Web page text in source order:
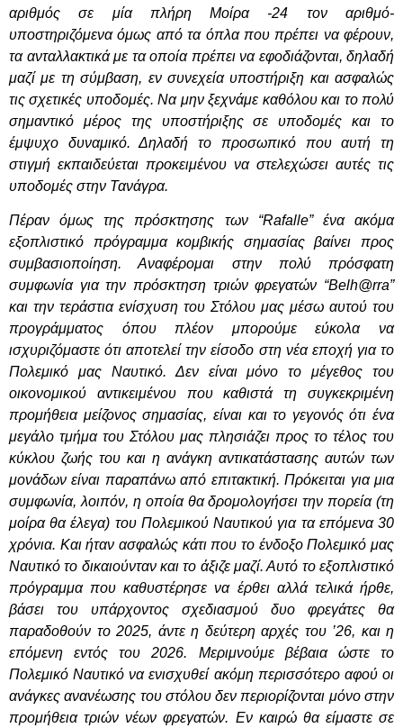
αριθμός σε μία πλήρη Μοίρα -24 τον αριθμό-
υποστηριζόμενα όμως από τα όπλα που πρέπει να φέρουν,
τα ανταλλακτικά με τα οποία πρέπει να εφοδιάζονται, δηλαδή
μαζί με τη σύμβαση, εν συνεχεία υποστήριξη και ασφαλώς
τις σχετικές υποδομές. Να μην ξεχνάμε καθόλου και το πολύ
σημαντικό μέρος της υποστήριξης σε υποδομές και το
έμψυχο δυναμικό. Δηλαδή το προσωπικό που αυτή τη
στιγμή εκπαιδεύεται προκειμένου να στελεχώσει αυτές τις
υποδομές στην Τανάγρα.
Πέραν όμως της πρόσκτησης των “Rafalle” ένα ακόμα
εξοπλιστικό πρόγραμμα κομβικής σημασίας βαίνει προς
συμβασιοποίηση. Αναφέρομαι στην πολύ πρόσφατη
συμφωνία για την πρόσκτηση τριών φρεγατών “Belh@rra”
και την τεράστια ενίσχυση του Στόλου μας μέσω αυτού του
προγράμματος όπου πλέον μπορούμε εύκολα να
ισχυριζόμαστε ότι αποτελεί την είσοδο στη νέα εποχή για το
Πολεμικό μας Ναυτικό. Δεν είναι μόνο το μέγεθος του
οικονομικού αντικειμένου που καθιστά τη συγκεκριμένη
προμήθεια μείζονος σημασίας, είναι και το γεγονός ότι ένα
μεγάλο τμήμα του Στόλου μας πλησιάζει προς το τέλος του
κύκλου ζωής του και η ανάγκη αντικατάστασης αυτών των
μονάδων είναι παραπάνω από επιτακτική. Πρόκειται για μια
συμφωνία, λοιπόν, η οποία θα δρομολογήσει την πορεία (τη
μοίρα θα έλεγα) του Πολεμικού Ναυτικού για τα επόμενα 30
χρόνια. Και ήταν ασφαλώς κάτι που το ένδοξο Πολεμικό μας
Ναυτικό το δικαιούνταν και το άξιζε μαζί. Αυτό το εξοπλιστικό
πρόγραμμα που καθυστέρησε να έρθει αλλά τελικά ήρθε,
βάσει του υπάρχοντος σχεδιασμού δυο φρεγάτες θα
παραδοθούν το 2025, άντε η δεύτερη αρχές του ’26, και η
επόμενη εντός του 2026. Μεριμνούμε βέβαια ώστε το
Πολεμικό Ναυτικό να ενισχυθεί ακόμη περισσότερο αφού οι
ανάγκες ανανέωσης του στόλου δεν περιορίζονται μόνο στην
προμήθεια τριών νέων φρεγατών. Εν καιρώ θα είμαστε σε